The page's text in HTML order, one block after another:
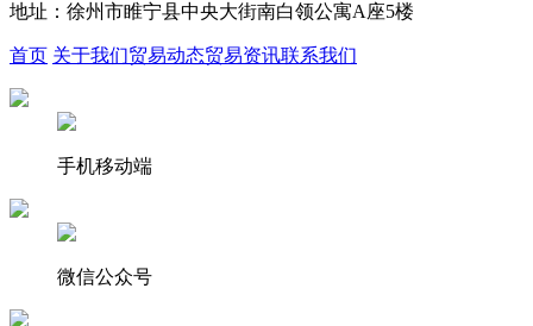
地址：徐州市睢宁县中央大街南白领公寓A座5楼
首页 关于我们贸易动态贸易资讯联系我们
手机移动端
微信公众号